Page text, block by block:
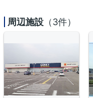
周辺施設 （3件）